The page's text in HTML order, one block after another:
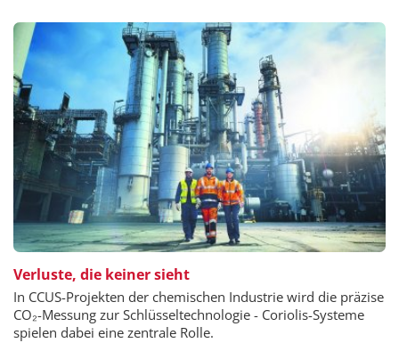
Verluste, die keiner sieht
In CCUS-Projekten der chemischen Industrie wird die präzise
CO₂-Messung zur Schlüsseltechnologie - Coriolis-Systeme
spielen dabei eine zentrale Rolle.